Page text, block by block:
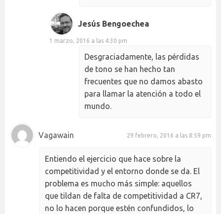
Jesús Bengoechea
1 marzo, 2016 a las 4:30 pm
Desgraciadamente, las pérdidas
de tono se han hecho tan
frecuentes que no damos abasto
para llamar la atención a todo el
mundo.
Vagawain 29 febrero, 2016 a las 8:59 pm
Entiendo el ejercicio que hace sobre la
competitividad y el entorno donde se da. El
problema es mucho más simple: aquellos
que tildan de falta de competitividad a CR7,
no lo hacen porque estén confundidos, lo